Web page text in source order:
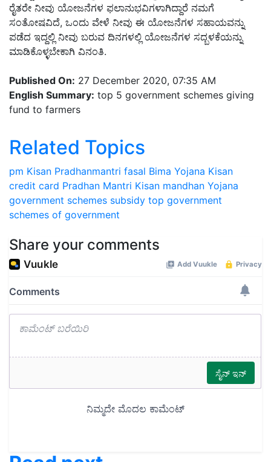
ರೈತರೇ ನೀವು ಯೋಜನೆಗಳ ಫಲಾನುಭವಿಗಳಾಗಿದ್ದಾರೆ ನಮಗೆ
ಸಂತೋಷವಿದೆ, ಒಂದು ವೇಳೆ ನೀವು ಈ ಯೋಜನೆಗಳ ಸಹಾಯವನ್ನು
ಪಡೆದ ಇದ್ದಲ್ಲಿ ನೀವು ಬರುವ ದಿನಗಳಲ್ಲಿ ಯೋಜನೆಗಳ ಸದ್ಬಳಕೆಯನ್ನು
ಮಾಡಿಕೊಳ್ಳಬೇಕಾಗಿ ವಿನಂತಿ.
Published On: 27 December 2020, 07:35 AM
English Summary: top 5 government schemes giving
fund to farmers
Related Topics
pm Kisan Pradhanmantri fasal Bima Yojana Kisan
credit card Pradhan Mantri Kisan mandhan Yojana
government schemes subsidy top government
schemes of government
Share your comments